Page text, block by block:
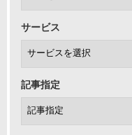
サービス
記事指定